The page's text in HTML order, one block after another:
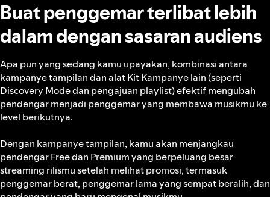
Buat penggemar terlibat lebih
dalam dengan sasaran audiens
Apa pun yang sedang kamu upayakan, kombinasi antara
kampanye tampilan dan alat Kit Kampanye lain (seperti
Discovery Mode dan pengajuan playlist) efektif mengubah
pendengar menjadi penggemar yang membawa musikmu ke
level berikutnya.
Dengan kampanye tampilan, kamu akan menjangkau
pendengar Free dan Premium yang berpeluang besar
streaming rilismu setelah melihat promosi, termasuk
penggemar berat, penggemar lama yang sempat beralih, dan